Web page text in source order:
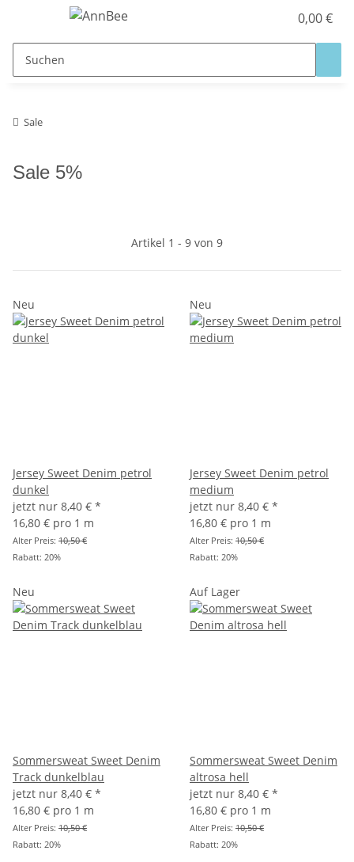
0,00 €
Sale
Sale 5%
Artikel 1 - 9 von 9
Neu
Jersey Sweet Denim petrol
dunkel
jetzt nur 8,40 € *
16,80 € pro 1 m
Alter Preis: 10,50 €
Rabatt: 20%
Neu
Jersey Sweet Denim petrol
medium
jetzt nur 8,40 € *
16,80 € pro 1 m
Alter Preis: 10,50 €
Rabatt: 20%
Neu
Sommersweat Sweet Denim
Track dunkelblau
jetzt nur 8,40 € *
16,80 € pro 1 m
Alter Preis: 10,50 €
Rabatt: 20%
Auf Lager
Sommersweat Sweet Denim
altrosa hell
jetzt nur 8,40 € *
16,80 € pro 1 m
Alter Preis: 10,50 €
Rabatt: 20%